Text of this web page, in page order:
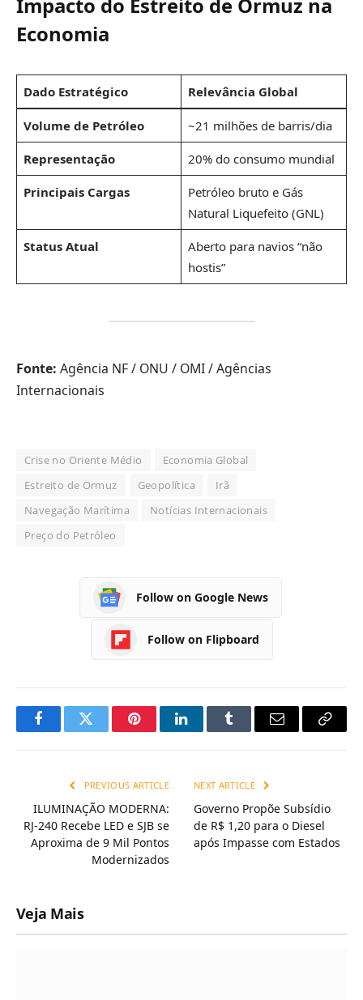
Impacto do Estreito de Ormuz na
Economia
Dado Estratégico Relevância Global
Volume de Petróleo ~21 milhões de barris/dia
Representação 20% do consumo mundial
Principais Cargas
Petróleo bruto e Gás
Natural Liquefeito (GNL)
Status Atual
Aberto para navios “não
hostis”
Fonte: Agência NF / ONU / OMI / Agências
Internacionais
Crise no Oriente Médio
Economia Global
Estreito de Ormuz
Geopolítica
Irã
Navegação Marítima
Notícias Internacionais
Preço do Petróleo
Follow on Google News
Follow on Flipboard
FacebookTwitter PinterestLinkedInTumblr Email
Copy
PREVIOUS ARTICLE
ILUMINAÇÃO MODERNA:
RJ-240 Recebe LED e SJB se
Aproxima de 9 Mil Pontos
Modernizados
NEXT ARTICLE
Governo Propõe Subsídio
de R$ 1,20 para o Diesel
após Impasse com Estados
Veja Mais